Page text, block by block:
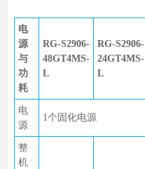
电
源
与
功
耗
RG-S2906-
48GT4MS-
L
RG-S2906-
24GT4MS-
L
电
源
1个固化电源
整
机